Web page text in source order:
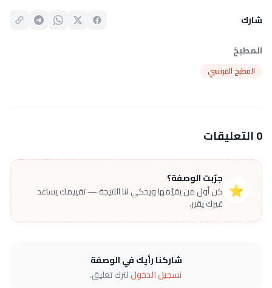
شارك
المطبخ
المطبخ الفرنسي
0 التعليقات
⭐
جرّبت الوصفة؟
كن أول من يقيّمها ويحكي لنا النتيجة — تقييمك يساعد
غيرك يقرر.
شاركنا رأيك في الوصفة
تسجيل الدخوللترك تعليق.